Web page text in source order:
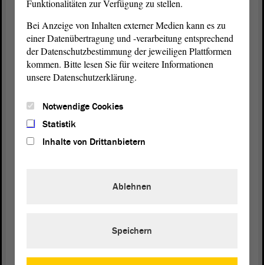
Jan Scharfenort (AfD):
Vielen Dank für Ihre Rede. Sie war sehr gut, wie
man es von Ihnen gewohnt ist. Ich frage mich aber:
Fraktionso ein grünes Geschwafel als
(Lachen)
in den Rücken, anstatt ihn zu unterstützen. Die
März. Schauen Sie einmal hinein. Der ist wirklich
von uns oder von der Bundestagsfraktion seit 2017.
Funktionalitäten zur Verfügung zu stellen.
Bei Anzeige von Inhalten externer Medien kann es zu
einer Datenübertragung und -verarbeitung entsprechend
der Datenschutzbestimmung der jeweiligen Plattformen
kommen. Bitte lesen Sie für weitere Informationen
unsere Datenschutzerklärung.
Notwendige Cookies
Statistik
Inhalte von Drittanbietern
Ablehnen
Speichern